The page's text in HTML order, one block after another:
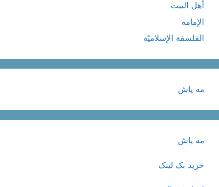
أهل البيت
الإمامة
الفلسفة الإسلاميّة
مه پاش
مه پاش
خرید بک لینک